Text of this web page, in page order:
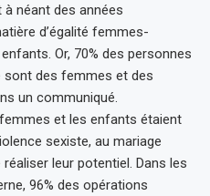
néant des années
d’égalité femmes-
Or, 70% des personnes
sont des femmes et des
un communiqué.
et les enfants étaient
sexiste, au mariage
leur potentiel. Dans les
96% des opérations